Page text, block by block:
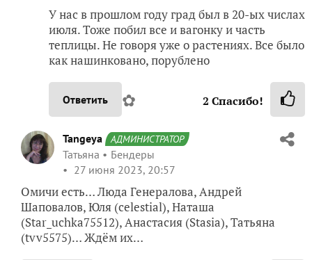
У нас в прошлом году град был в 20-ых числах
июля. Тоже побил все и вагонку и часть
теплицы. Не говоря уже о растениях. Все было
как нашинковано, порублено
Ответить ✿ 2 Спасибо!
Tangeya АДМИНИСТРАТОР
Татьяна
Бендеры
27 июня 2023, 20:57
Омичи есть… Люда Генералова, Андрей
Шаповалов, Юля (celestial), Наташа
(Star_uchka75512), Анастасия (Stasia), Татьяна
(tvv5575)… Ждём их…